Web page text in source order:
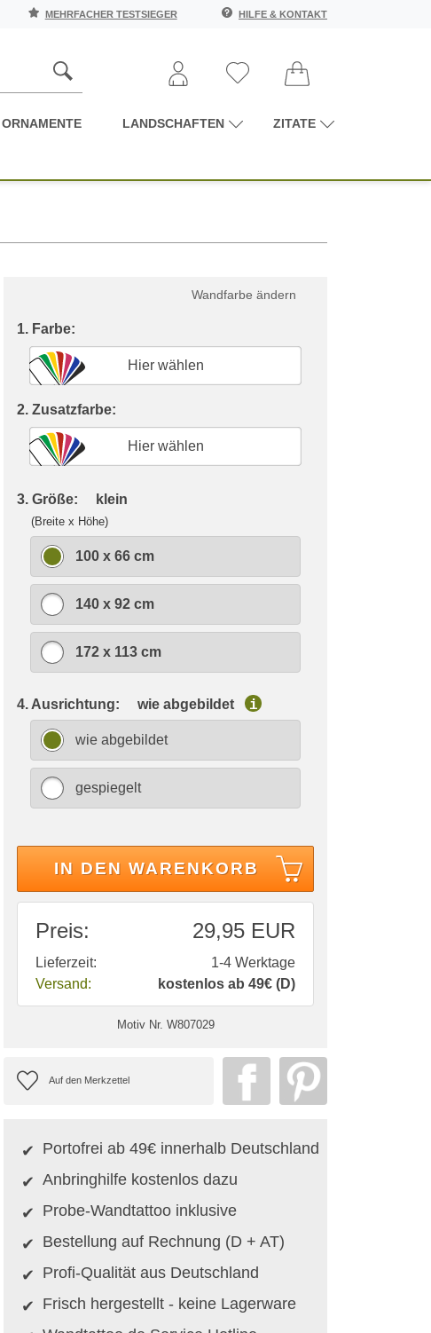
MEHRFACHER TESTSIEGER HILFE & KONTAKT
ORNAMENTE LANDSCHAFTEN ZITATE
Wandfarbe ändern
1. Farbe:
Hier wählen
2. Zusatzfarbe:
Hier wählen
3. Größe: klein
(Breite x Höhe)
100 x 66 cm
140 x 92 cm
172 x 113 cm
4. Ausrichtung: wie abgebildet i
wie abgebildet
gespiegelt
IN DEN WARENKORB
Preis: 29,95 EUR
Lieferzeit:
1-4 Werktage
Versand:
kostenlos ab 49€ (D)
Motiv Nr. W807029
Portofrei ab 49€ innerhalb Deutschland
Anbringhilfe kostenlos dazu
Probe-Wandtattoo inklusive
Bestellung auf Rechnung (D + AT)
Profi-Qualität aus Deutschland
Frisch hergestellt - keine Lagerware